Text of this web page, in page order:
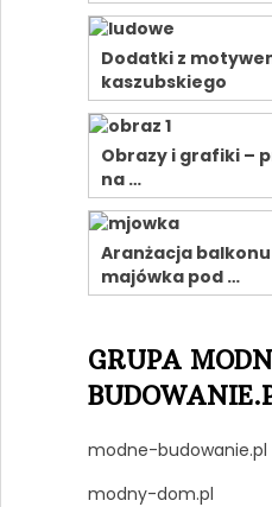
Dodatki z
kaszubskiego
Obrazy i grafiki –
na …
Aranżacja
majówka pod …
GRUPA
modne-budowanie.pl
modny-dom.pl